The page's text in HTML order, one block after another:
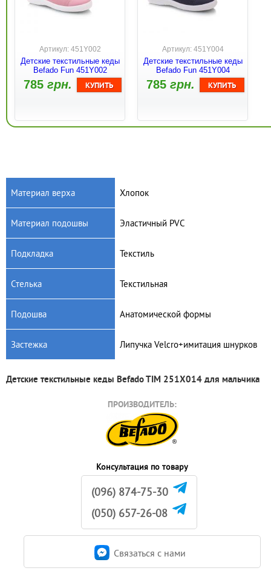
Артикул: 451Y002
Детские текстильные кеды
Befado Fun 451Y002
785грн.
Артикул: 451Y004
Детские текстильные кеды
Befado Fun 451Y004
785грн.
Befado Tim 351X002
625грн.
Befado Maxi 907P121
Материал верха Хлопок
Материал подошвы Эластичный PVC
Подкладка Текстиль
Стелька Текстильная
Подошва Анатомической формы
Застежка Липучка Velcro+имитация шнурков
Детские текстильные кеды Befado TIM 251X014 для мальчика
ПРОИЗВОДИТЕЛЬ:
Консультация по товару
(096) 874-75-30
(050) 657-26-08
Связаться c нами